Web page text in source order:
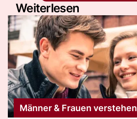
Weiterlesen
Männer & Frauen verstehen